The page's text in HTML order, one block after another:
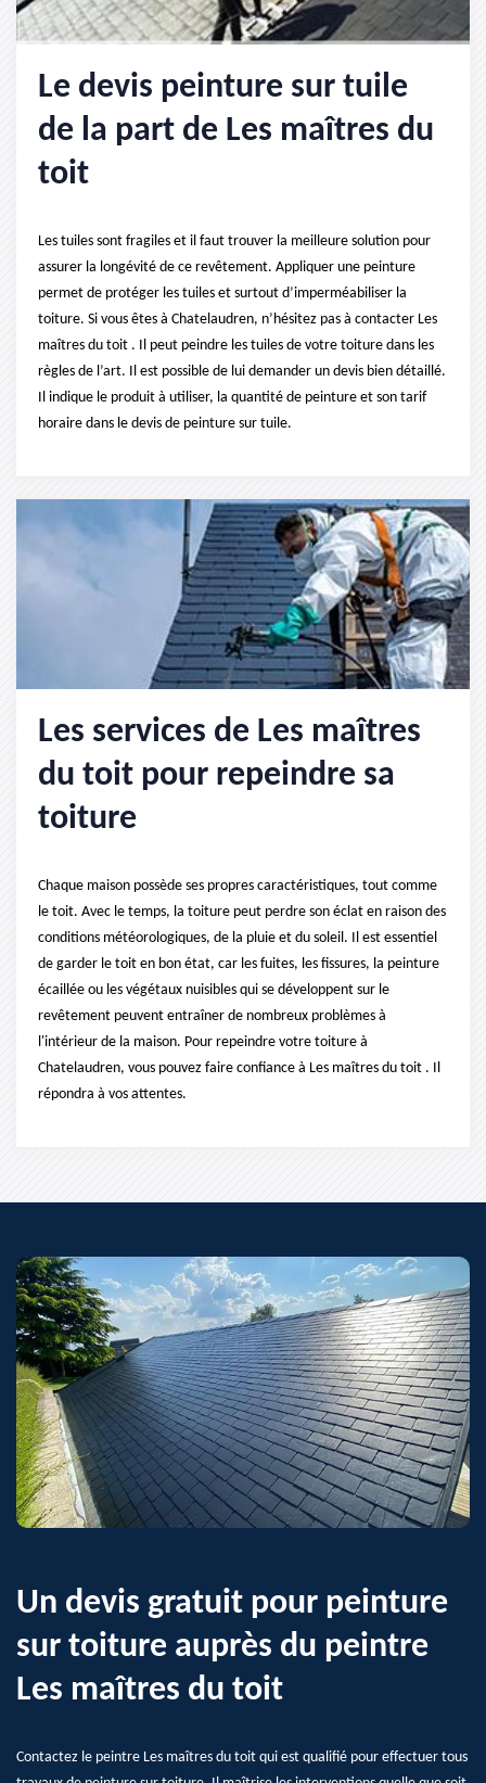
Le devis peinture sur tuile
de la part de Les maîtres du
toit
Les tuiles sont fragiles et il faut trouver la meilleure solution pour
assurer la longévité de ce revêtement. Appliquer une peinture
permet de protéger les tuiles et surtout d’imperméabiliser la
toiture. Si vous êtes à Chatelaudren, n’hésitez pas à contacter Les
maîtres du toit . Il peut peindre les tuiles de votre toiture dans les
règles de l’art. Il est possible de lui demander un devis bien détaillé.
Il indique le produit à utiliser, la quantité de peinture et son tarif
horaire dans le devis de peinture sur tuile.
Les services de Les maîtres
du toit pour repeindre sa
toiture
Chaque maison possède ses propres caractéristiques, tout comme
le toit. Avec le temps, la toiture peut perdre son éclat en raison des
conditions météorologiques, de la pluie et du soleil. Il est essentiel
de garder le toit en bon état, car les fuites, les fissures, la peinture
écaillée ou les végétaux nuisibles qui se développent sur le
revêtement peuvent entraîner de nombreux problèmes à
l'intérieur de la maison. Pour repeindre votre toiture à
Chatelaudren, vous pouvez faire confiance à Les maîtres du toit . Il
répondra à vos attentes.
Un devis gratuit pour peinture
sur toiture auprès du peintre
Les maîtres du toit
Contactez le peintre Les maîtres du toit qui est qualifié pour effectuer tous